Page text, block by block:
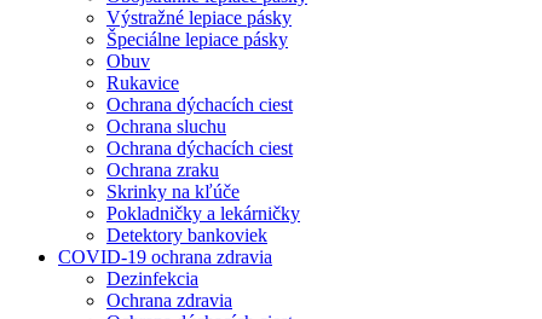
Výstražné lepiace pásky
Špeciálne lepiace pásky
Obuv
Rukavice
Ochrana dýchacích ciest
Ochrana sluchu
Ochrana dýchacích ciest
Ochrana zraku
Skrinky na kľúče
Pokladničky a lekárničky
Detektory bankoviek
COVID-19 ochrana zdravia
Dezinfekcia
Ochrana zdravia